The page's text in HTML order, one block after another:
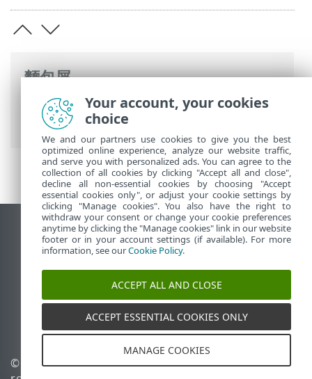
麵包屑
ESET 線上說明>ESET Mail Security>使用
ESET Mail Security
檢視桌面網站
End of Life
ESET 知識庫
ESET Status Portal
地區設定
© 1992 - 2025 ESET, spol. s
管理 Cookie
Your account, your cookies
choice
We and our partners use cookies to give you the best
optimized online experience, analyze our website traffic,
and serve you with personalized ads. You can agree to the
collection of all cookies by clicking "Accept all and close",
decline all non-essential cookies by choosing "Accept
essential cookies only", or adjust your cookie settings by
clicking "Manage cookies". You also have the right to
withdraw your consent or change your cookie preferences
anytime by clicking the "Manage cookies" link in our website
footer or in your account settings (if available). For more
information, see ourCookie Policy.
ACCEPT ALL AND CLOSE
ACCEPT ESSENTIAL COOKIES ONLY
MANAGE COOKIES